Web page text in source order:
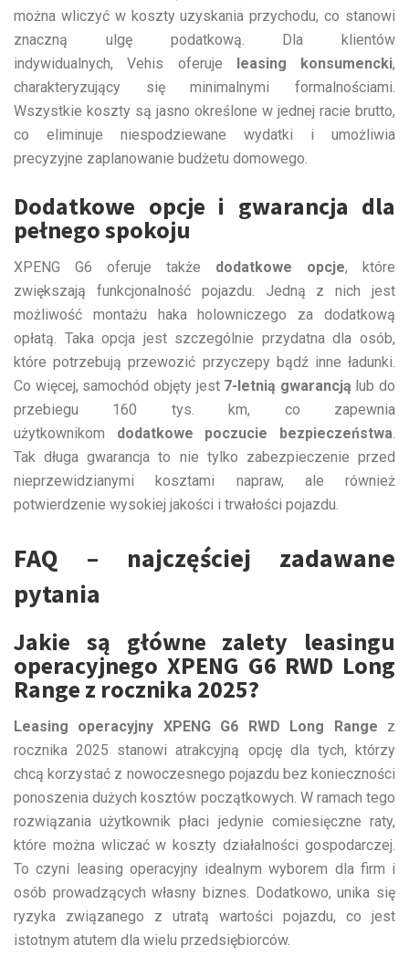
można wliczyć w koszty uzyskania przychodu, co stanowi
znaczną ulgę podatkową. Dla klientów
indywidualnych, Vehis oferuje leasing konsumencki,
charakteryzujący się minimalnymi formalnościami.
Wszystkie koszty są jasno określone w jednej racie brutto,
co eliminuje niespodziewane wydatki i umożliwia
precyzyjne zaplanowanie budżetu domowego.
Dodatkowe opcje i gwarancja dla
pełnego spokoju
XPENG G6 oferuje także dodatkowe opcje, które
zwiększają funkcjonalność pojazdu. Jedną z nich jest
możliwość montażu haka holowniczego za dodatkową
opłatą. Taka opcja jest szczególnie przydatna dla osób,
które potrzebują przewozić przyczepy bądź inne ładunki.
Co więcej, samochód objęty jest 7-letnią gwarancją lub do
przebiegu 160 tys. km, co zapewnia
użytkownikom dodatkowe poczucie bezpieczeństwa.
Tak długa gwarancja to nie tylko zabezpieczenie przed
nieprzewidzianymi kosztami napraw, ale również
potwierdzenie wysokiej jakości i trwałości pojazdu.
FAQ – najczęściej zadawane
pytania
Jakie są główne zalety leasingu
operacyjnego XPENG G6 RWD Long
Range z rocznika 2025?
Leasing operacyjny XPENG G6 RWD Long Range z
rocznika 2025 stanowi atrakcyjną opcję dla tych, którzy
chcą korzystać z nowoczesnego pojazdu bez konieczności
ponoszenia dużych kosztów początkowych. W ramach tego
rozwiązania użytkownik płaci jedynie comiesięczne raty,
które można wliczać w koszty działalności gospodarczej.
To czyni leasing operacyjny idealnym wyborem dla firm i
osób prowadzących własny biznes. Dodatkowo, unika się
ryzyka związanego z utratą wartości pojazdu, co jest
istotnym atutem dla wielu przedsiębiorców.